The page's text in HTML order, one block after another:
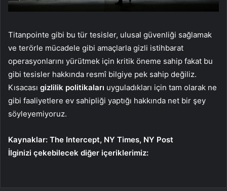
Titanpointe gibi bu tür tesisler, ulusal güvenliği sağlamak
ve terörle mücadele gibi amaçlarla gizli istihbarat
operasyonlarını yürütmek için kritik öneme sahip fakat bu
gibi tesisler hakkında resmî bilgiye pek sahip değiliz.
Kısacası gizlilik politikaları uyguladıkları için tam olarak ne
gibi faaliyetlere ev sahipliği yaptığı hakkında net bir şey
söyleyemiyoruz.
Kaynaklar: The Intercept, NY Times, NY Post
İlginizi çekebilecek diğer içeriklerimiz: